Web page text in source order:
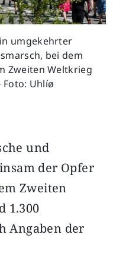
umgekehrter
bei dem
Zweiten Weltkrieg
Uhlíø
und
der Opfer
Zweiten
1.300
Angaben der